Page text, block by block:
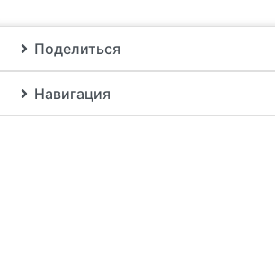
Поделиться
Навигация